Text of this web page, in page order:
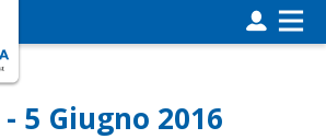
5 Giugno 2016